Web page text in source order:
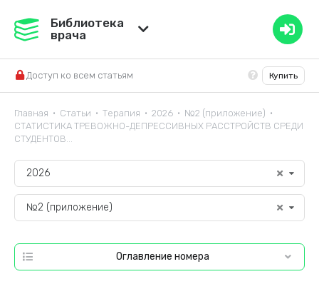
Медвестник
Справочник ЛС
Библиотека
врача
Доступ ко всем статьям Купить
Главная • Статьи • Терапия • 2026 • №2 (приложение) •
СТАТИСТИКА ТРЕВОЖНО-ДЕПРЕССИВНЫХ РАССТРОЙСТВ СРЕДИ
СТУДЕНТОВ...
2026
№2 (приложение)
Оглавление номера